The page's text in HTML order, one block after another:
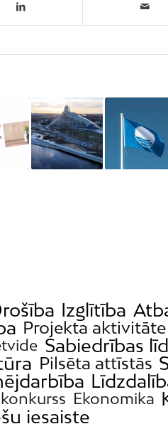
Izglītība
Projekta aktivitāte
Sabiedrības
Pilsēta attīstās
Ekonomika
iesaiste